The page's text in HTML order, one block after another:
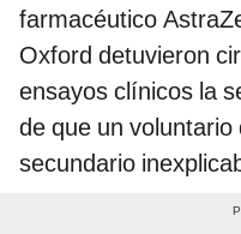
farmacéutico
Oxford detuvieron
ensayos clínicos la
de que un
secundario